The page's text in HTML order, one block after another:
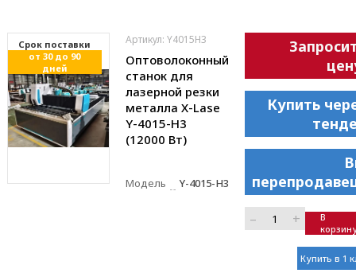
Cрок поставки
от 30 до 90
дней
Артикул: Y4015H3
Оптоволоконный
станок для
лазерной резки
металла X-Lase
Y-4015-H3
(12000 Вт)
Модель Y-4015-H3
Купить
– +
В
Купить в 1